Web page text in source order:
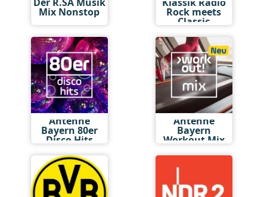
Mix Nonstop Rock meets
Classic
Antenne
Bayern 80er
Disco Hits
Antenne
Bayern
Workout Mix